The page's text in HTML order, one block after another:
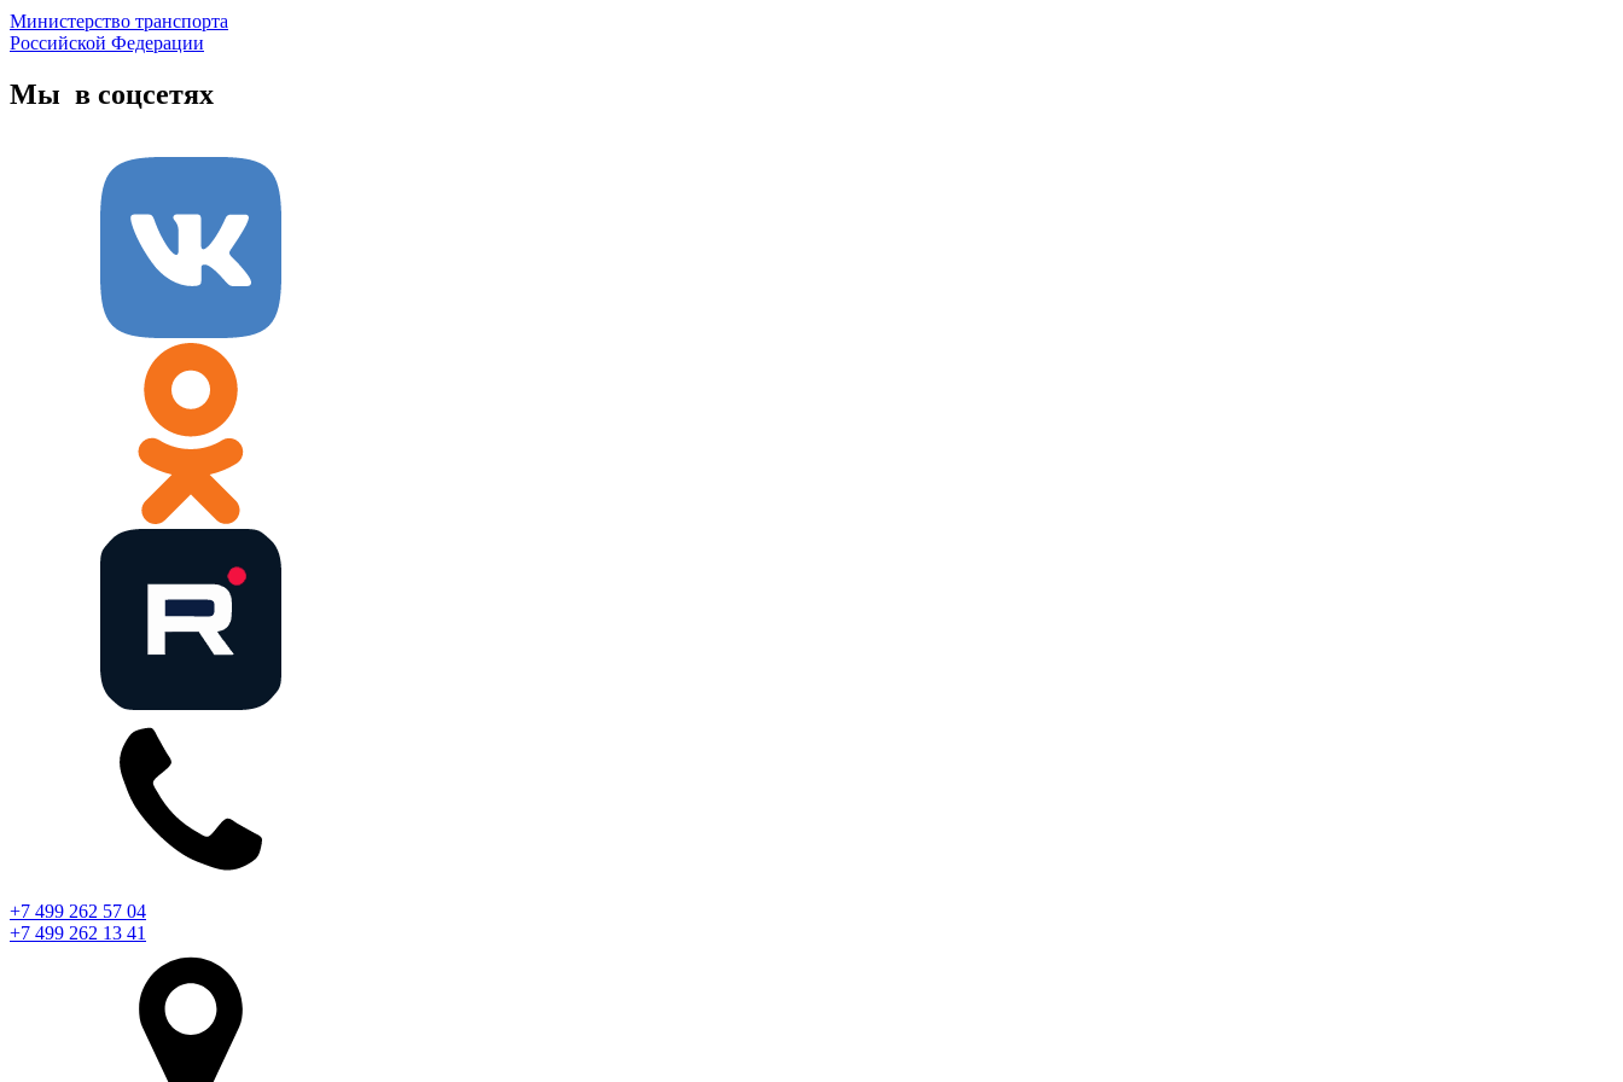
Министерство транспорта
Российской Федерации
Мы в соцсетях
+7 499 262 57 04
+7 499 262 13 41